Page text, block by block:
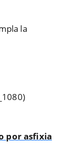
la
por asfixia